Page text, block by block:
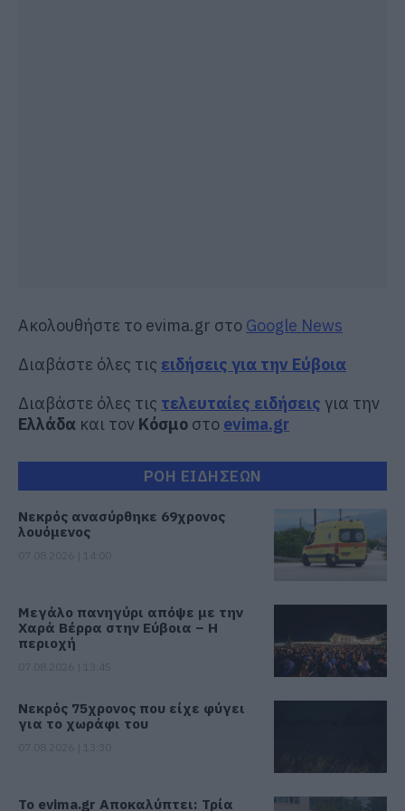
Ακολουθήστε το evima.gr στο Google News
Διαβάστε όλες τις ειδήσεις για την Εύβοια
Διαβάστε όλες τις τελευταίες ειδήσεις για την
Ελλάδα και τον Κόσμο στο evima.gr
ΡΟΗ ΕΙΔΗΣΕΩΝ
Νεκρός ανασύρθηκε 69χρονος
λουόμενος
Μεγάλο πανηγύρι απόψε με την
Χαρά Βέρρα στην Εύβοια – Η
περιοχή
Νεκρός 75χρονος που είχε φύγει
για το χωράφι του
Το evima.gr Αποκαλύπτει: Τρία